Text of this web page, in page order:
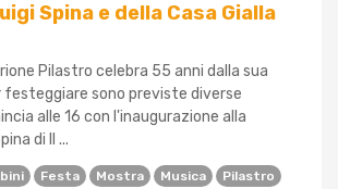
Spina e della Casa Gialla
Pilastro celebra 55 anni dalla sua
festeggiare sono previste diverse
alle 16 con l'inaugurazione alla
di Il ...
Festa Mostra Musica Pilastro